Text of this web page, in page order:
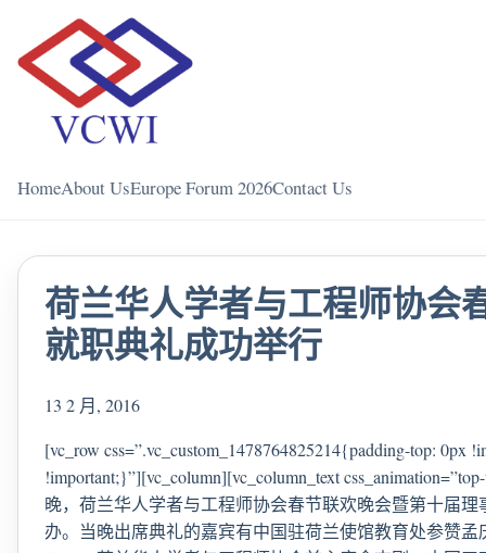
HomeAbout UsEurope Forum 2026Contact Us
荷兰华人学者与工程师协会
就职典礼成功举行
13 2 月, 2016
[vc_row css=”.vc_custom_1478764825214{padding-top: 0px
!important;}”][vc_column][vc_column_text
晚，荷兰华人学者与工程师协会春节联欢晚会暨第十届
办。当晚出席典礼的嘉宾有中国驻荷兰使馆教育处参赞孟